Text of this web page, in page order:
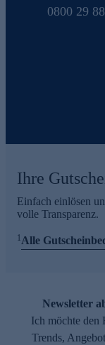
0800 29
Ihre
Einfach einlösen
volle Transparenz.
1Alle
Newsletter
Ich möchte den
Trends,